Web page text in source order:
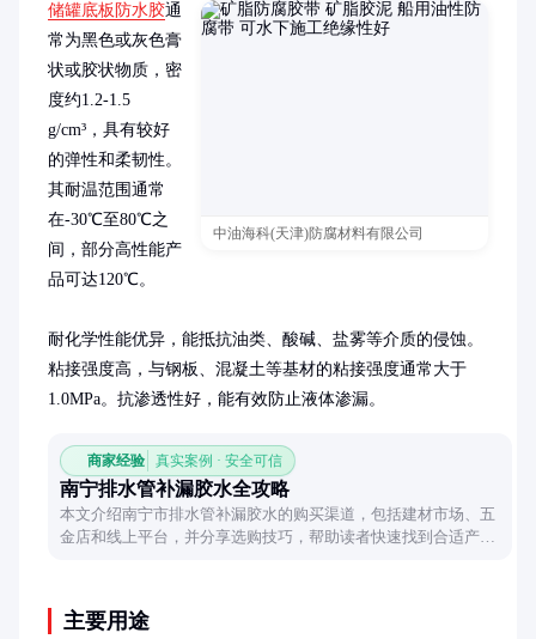
中油海科(天津)防腐材料有限公司
储罐底板防水胶通
常为黑色或灰色膏
状或胶状物质，密
度约1.2-1.5
g/cm³，具有较好
的弹性和柔韧性。
其耐温范围通常
在-30℃至80℃之
间，部分高性能产
品可达120℃。
耐化学性能优异，能抵抗油类、酸碱、盐雾等介质的侵蚀。
粘接强度高，与钢板、混凝土等基材的粘接强度通常大于
1.0MPa。抗渗透性好，能有效防止液体渗漏。
商家经验 真实案例 · 安全可信
南宁排水管补漏胶水全攻略
本文介绍南宁市排水管补漏胶水的购买渠道，包括建材市场、五
金店和线上平台，并分享选购技巧，帮助读者快速找到合适产
主要用途